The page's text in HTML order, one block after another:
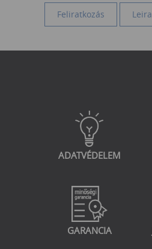
ADATVÉDELEM
GARANCIA